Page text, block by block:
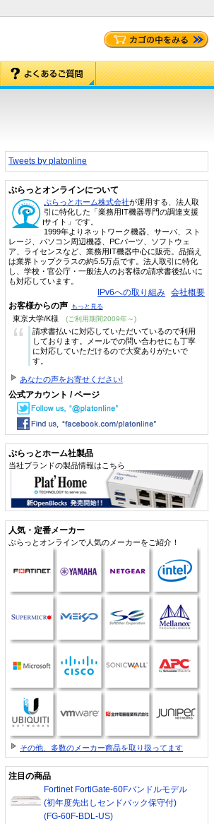
Tweets by platonline
ぷらっとオンラインについて
ぷらっとホーム株式会社が運用する、法人取
引に特化した「業務用IT機器専門の調達支援
サイト」です。
1999年よりネットワーク機器、サーバ、スト
レージ、パソコン周辺機器、PCパーツ、ソフトウェ
ア、ライセンスなど、業務用IT機器中心に販売。品揃え
は業界トップクラスの約5.5万点です。法人取引に特化
し、学校・官公庁・一般法人のお客様の請求書後払いに
も対応しています。
IPv6への取り組み 会社概要
お客様からの声 もっと見る
東京大学/K様 (ご利用期間2009年～)
“
請求書払いに対応していただいているので利用
しております。メールでの問い合わせにも丁寧
に対応していただけるので大変ありがたいで
す。
あなたの声をお寄せください!
公式アカウント / ページ
ぷらっとホーム社製品
当社ブランドの製品情報はこちら
人気・定番メーカー
ぷらっとオンラインで人気のメーカーをご紹介！
その他、多数のメーカー商品を取り扱ってます
注目の商品
Fortinet FortiGate-60Fバンドルモデル
(初年度先出しセンドバック保守付)
(FG-60F-BDL-US)